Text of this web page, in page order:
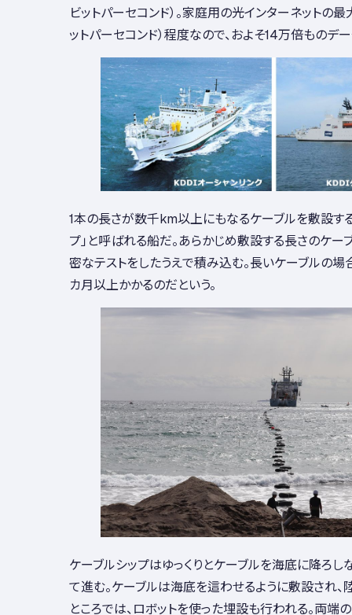
ビットパーセコンド）。家庭用の光インターネットの
ットパーセコンド）程度なので、およそ14万倍ものデ
1本の長さが数千km以上にもなるケーブルを敷設する
プ」と呼ばれる船だ。あらかじめ敷設する長さのケー
密なテストをしたうえで積み込む。長いケーブルの場
カ月以上かかるのだという。
ケーブルシップはゆっくりとケーブルを海底に降ろし
て進む。ケーブルは海底を這わせるように敷設され
ところでは、ロボットを使った埋設も行われる。両端